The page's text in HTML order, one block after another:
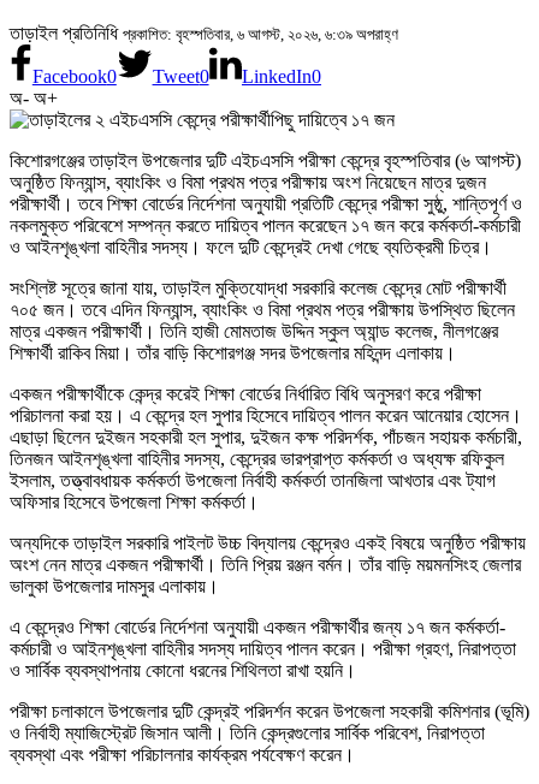
তাড়াইল প্রতিনিধি প্রকাশিত: বৃহস্পতিবার, ৬ আগস্ট, ২০২৬, ৬:৩৯ অপরাহ্ণ
Facebook0 Tweet0 LinkedIn0
অ- অ+
কিশোরগঞ্জের তাড়াইল উপজেলার দুটি এইচএসসি পরীক্ষা কেন্দ্রে বৃহস্পতিবার (৬ আগস্ট)
অনুষ্ঠিত ফিন্যান্স, ব্যাংকিং ও বিমা প্রথম পত্র পরীক্ষায় অংশ নিয়েছেন মাত্র দুজন
পরীক্ষার্থী। তবে শিক্ষা বোর্ডের নির্দেশনা অনুযায়ী প্রতিটি কেন্দ্রে পরীক্ষা সুষ্ঠু, শান্তিপূর্ণ ও
নকলমুক্ত পরিবেশে সম্পন্ন করতে দায়িত্ব পালন করেছেন ১৭ জন করে কর্মকর্তা-কর্মচারী
ও আইনশৃঙ্খলা বাহিনীর সদস্য। ফলে দুটি কেন্দ্রেই দেখা গেছে ব্যতিক্রমী চিত্র।
সংশ্লিষ্ট সূত্রে জানা যায়, তাড়াইল মুক্তিযোদ্ধা সরকারি কলেজ কেন্দ্রে মোট পরীক্ষার্থী
৭০৫ জন। তবে এদিন ফিন্যান্স, ব্যাংকিং ও বিমা প্রথম পত্র পরীক্ষায় উপস্থিত ছিলেন
মাত্র একজন পরীক্ষার্থী। তিনি হাজী মোমতাজ উদ্দিন স্কুল অ্যান্ড কলেজ, নীলগঞ্জের
শিক্ষার্থী রাকিব মিয়া। তাঁর বাড়ি কিশোরগঞ্জ সদর উপজেলার মহিনন্দ এলাকায়।
একজন পরীক্ষার্থীকে কেন্দ্র করেই শিক্ষা বোর্ডের নির্ধারিত বিধি অনুসরণ করে পরীক্ষা
পরিচালনা করা হয়। এ কেন্দ্রে হল সুপার হিসেবে দায়িত্ব পালন করেন আনেয়ার হোসেন।
এছাড়া ছিলেন দুইজন সহকারী হল সুপার, দুইজন কক্ষ পরিদর্শক, পাঁচজন সহায়ক কর্মচারী,
তিনজন আইনশৃঙ্খলা বাহিনীর সদস্য, কেন্দ্রের ভারপ্রাপ্ত কর্মকর্তা ও অধ্যক্ষ রফিকুল
ইসলাম, তত্ত্বাবধায়ক কর্মকর্তা উপজেলা নির্বাহী কর্মকর্তা তানজিলা আখতার এবং ট্যাগ
অফিসার হিসেবে উপজেলা শিক্ষা কর্মকর্তা।
অন্যদিকে তাড়াইল সরকারি পাইলট উচ্চ বিদ্যালয় কেন্দ্রেও একই বিষয়ে অনুষ্ঠিত পরীক্ষায়
অংশ নেন মাত্র একজন পরীক্ষার্থী। তিনি প্রিয় রঞ্জন বর্মন। তাঁর বাড়ি ময়মনসিংহ জেলার
ভালুকা উপজেলার দামসুর এলাকায়।
এ কেন্দ্রেও শিক্ষা বোর্ডের নির্দেশনা অনুযায়ী একজন পরীক্ষার্থীর জন্য ১৭ জন কর্মকর্তা-
কর্মচারী ও আইনশৃঙ্খলা বাহিনীর সদস্য দায়িত্ব পালন করেন। পরীক্ষা গ্রহণ, নিরাপত্তা
ও সার্বিক ব্যবস্থাপনায় কোনো ধরনের শিথিলতা রাখা হয়নি।
পরীক্ষা চলাকালে উপজেলার দুটি কেন্দ্রই পরিদর্শন করেন উপজেলা সহকারী কমিশনার (ভূমি)
ও নির্বাহী ম্যাজিস্ট্রেট জিসান আলী। তিনি কেন্দ্রগুলোর সার্বিক পরিবেশ, নিরাপত্তা
ব্যবস্থা এবং পরীক্ষা পরিচালনার কার্যক্রম পর্যবেক্ষণ করেন।